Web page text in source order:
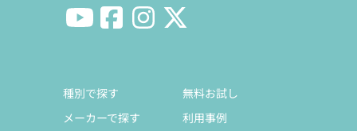
種別で探す
メーカーで探す
無料お試し
利用事例